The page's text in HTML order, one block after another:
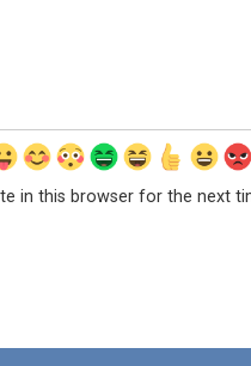
in this browser for the next